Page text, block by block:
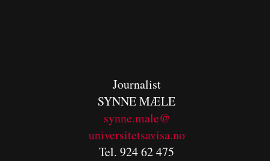
Journalist
SYNNE MÆLE
synne.male@
universitetsavisa.no
Tel. 924 62 475